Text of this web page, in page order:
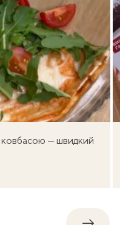
ковбасою — швидкий